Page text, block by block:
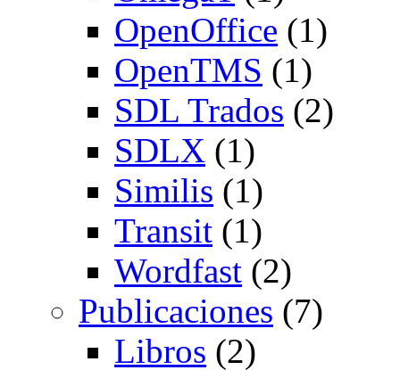
OpenOffice (1)
OpenTMS (1)
SDL Trados (2)
SDLX (1)
Similis (1)
Transit (1)
Wordfast (2)
Publicaciones (7)
Libros (2)